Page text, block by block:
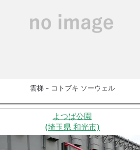
雲梯 - コトブキ ソーウェル
よつば公園
(埼玉県 和光市)